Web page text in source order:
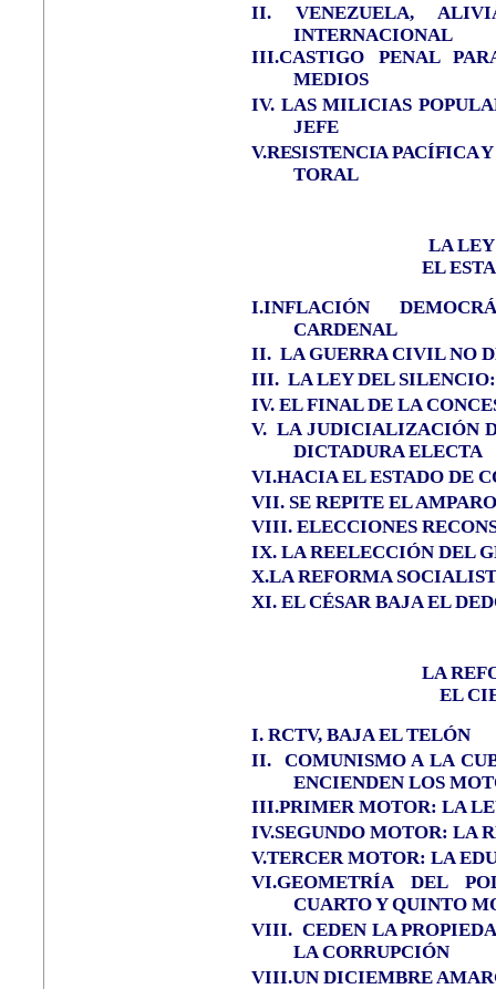
II. VENEZUELA,
INTERNACIONAL
III.CASTIGO PENAL
MEDIOS
IV. LAS MILICIAS
JEFE
V.RESISTENCIA PACÍFICA
TORAL
LA
EL
I.INFLACIÓN
CARDENAL
II. LA GUERRA CIVIL NO
III. LA LEY DEL
IV. EL FINAL DE LA
V. LA JUDICIALIZACIÓN
DICTADURA ELECTA
VI.HACIA EL ESTADO DE
VII. SE REPITE EL AMPARO
VIII. ELECCIONES
IX. LA REELECCIÓN DEL
X.LA REFORMA
XI. EL CÉSAR BAJA EL
LA
EL
I. RCTV, BAJA EL TELÓN
II.
COMUNISMO A LA
ENCIENDEN LOS
III.PRIMER MOTOR: LA
IV.SEGUNDO MOTOR: LA
V.TERCER MOTOR: LA
VI.GEOMETRÍA DEL
CUARTO Y QUINTO
VIII. CEDEN LA
LA CORRUPCIÓN
VIII.UN DICIEMBRE